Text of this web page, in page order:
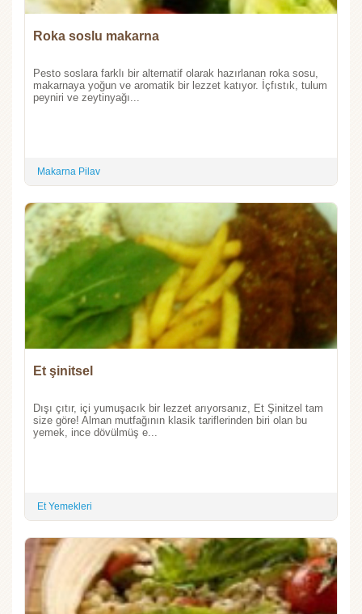
Roka soslu makarna
Pesto soslara farklı bir alternatif olarak hazırlanan roka sosu,
makarnaya yoğun ve aromatik bir lezzet katıyor. İçfıstık, tulum
peyniri ve zeytinyağı...
Makarna Pilav
Et şinitsel
Dışı çıtır, içi yumuşacık bir lezzet arıyorsanız, Et Şinitzel tam
size göre! Alman mutfağının klasik tariflerinden biri olan bu
yemek, ince dövülmüş e...
Et Yemekleri